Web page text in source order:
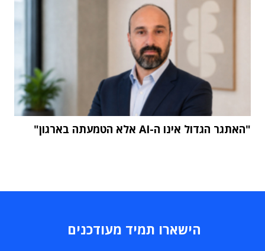
"האתגר הגדול אינו ה-AI אלא הטמעתה בארגון"
הישארו תמיד מעודכנים